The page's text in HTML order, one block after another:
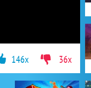
146x 36x